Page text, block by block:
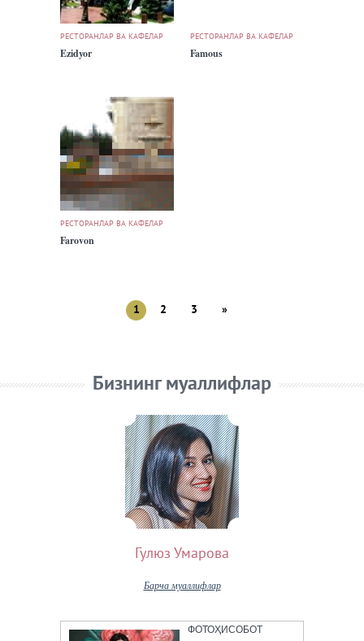
РЕСТОРАНЛАР ВА КАФЕЛАР
Ezidyor
РЕСТОРАНЛАР ВА КАФЕЛАР
Famous
РЕСТОРАНЛАР ВА КАФЕЛАР
Farovon
1 2 3 »
Бизнинг муаллифлар
Гулюз Умарова
Барча муаллифлар
ФОТОҲИСОБОТ